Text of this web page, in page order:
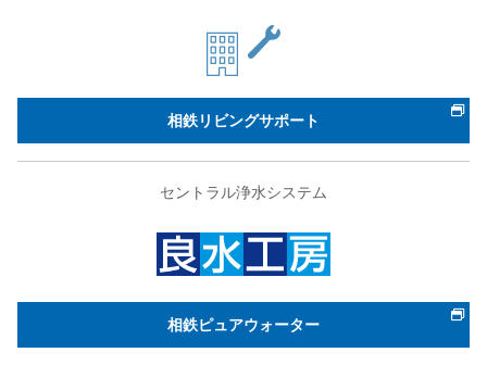
相鉄リビングサポート
セントラル浄水システム
相鉄ピュアウォーター